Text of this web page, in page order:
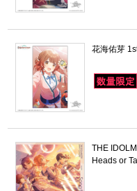
花海佑芽
THE
Heads or